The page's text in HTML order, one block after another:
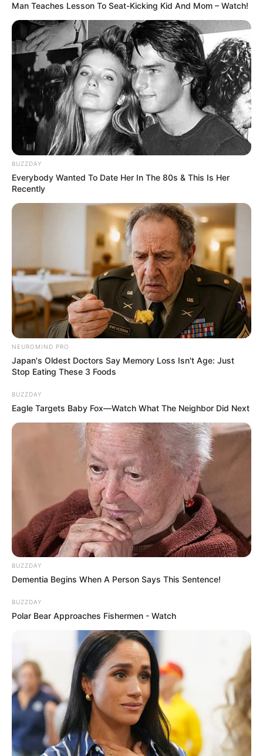
Man Teaches Lesson To Seat-Kicking Kid And Mom – Watch!
BUZZDAY
Everybody Wanted To Date Her In The 80s & This Is Her
Recently
NEUROMIND PRO
Japan's Oldest Doctors Say Memory Loss Isn't Age: Just
Stop Eating These 3 Foods
BUZZDAY
Eagle Targets Baby Fox—Watch What The Neighbor Did Next
BUZZDAY
Dementia Begins When A Person Says This Sentence!
BUZZDAY
Polar Bear Approaches Fishermen - Watch